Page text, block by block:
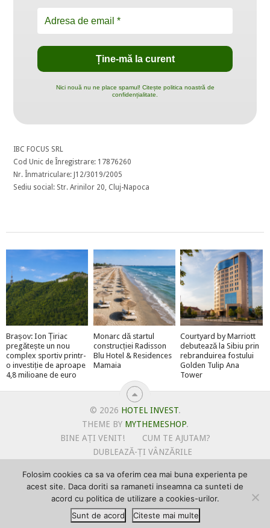
Nici nouă nu ne place spamul! Citește politica noastră de
confidențialitate.
IBC FOCUS SRL
Cod Unic de Înregistrare: 17876260
Nr. Înmatriculare: J12/3019/2005
Sediu social: Str. Arinilor 20, Cluj-Napoca
Brașov: Ion Țiriac
pregătește un nou
complex sportiv printr-
o investiție de aproape
4,8 milioane de euro
Monarc dă startul
construcției Radisson
Blu Hotel & Residences
Mamaia
Courtyard by Marriott
debutează la Sibiu prin
rebranduirea fostului
Golden Tulip Ana
Tower
© 2026 HOTEL INVEST.
THEME BY MYTHEMESHOP.
BINE AȚI VENIT!
CUM TE AJUTAM?
DUBLEAZĂ-ȚI VÂNZĂRILE
POLITICA DE UTILIZARE COOKIE-URI
PRIMEȘTI GRATUIT MEGA-CADOURI LA ABONARE
PROMOVEAZĂ-TE PE HOTELINVEST
TERMENI SI CONDITII
Folosim cookies ca sa va oferim cea mai buna experienta pe
acest site. Daca doriti sa ramaneti inseamna ca sunteti de
acord cu politica de utilizare a cookies-urilor.
Sunt de acord
Citeste mai multe